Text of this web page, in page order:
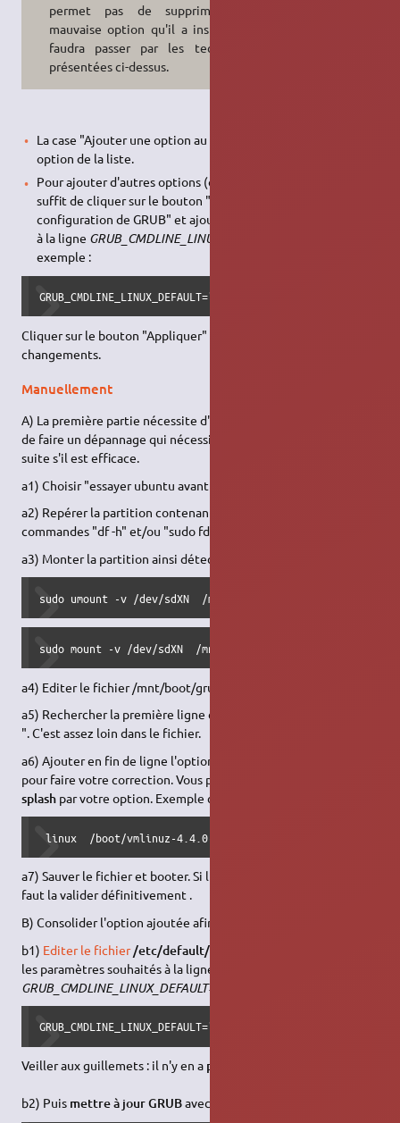
permet pas de supprimer une
mauvaise option qu'il a installée. Il
faudra passer par les techniques
présentées ci-dessus.
La case "Ajouter une option au noyau" permet d'ajouter une
option de la liste.
Pour ajouter d'autres options (ou supprimer des options), il
suffit de cliquer sur le bouton "Modifier le fichier de
configuration de GRUB" et ajouter les paramètres souhaités
à la ligne GRUB_CMDLINE_LINUX_DEFAULT="(…)"
exemple :
GRUB_CMDLINE_LINUX_DEFAULT="paramètre1 paramètre2"
Cliquer sur le bouton "Appliquer" pour prendre en compte les
changements.
Manuellement
A) La première partie nécessite d'utiliser le liveCD/liveUSB afin
de faire un dépannage qui nécessitera d'être consolidé par la
suite s'il est efficace.
a1) Choisir "essayer ubuntu avant de l'installer".
a2) Repérer la partition contenant la racine avec les
commandes "df -h" et/ou "sudo fdisk -l".
a3) Monter la partition ainsi détectée dans le répertoire /mnt
sudo umount -v /dev/sdXN  /mnt ### en prenant soin de
sudo mount -v /dev/sdXN  /mnt ### en prenant soin de
a4) Editer le fichier /mnt/boot/grub/grub.cfg
a5) Rechercher la première ligne contenant le texte " vmlinuz
". C'est assez loin dans le fichier.
a6) Ajouter en fin de ligne l'option que que vous avez retenue
pour faire votre correction. Vous pouvez aussi remplacer
splash par votre option. Exemple ci-dessous:
linux	/boot/vmlinuz-4.4.0-62-generic.efi.signed
a7) Sauver le fichier et booter. Si l'option testée est efficace, il
faut la valider définitivement .
B) Consolider l'option ajoutée afin qu'elle reste en permanence
b1) Editer le fichier /etc/default/grub
les paramètres souhaités à la ligne
GRUB_CMDLINE_LINUX_DEFAULT="(…)"
GRUB_CMDLINE_LINUX_DEFAULT="paramètre1 paramètre2"
Veiller aux guillemets : il n'y en a pas entre
b2) Puis mettre à jour GRUBavec la